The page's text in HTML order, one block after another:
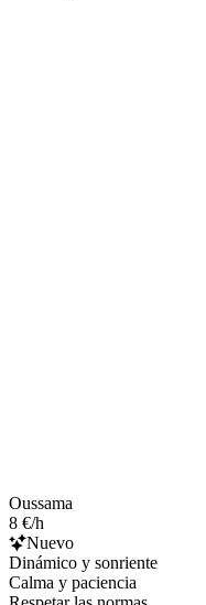
Oussama
8 €/h
Nuevo
Dinámico y sonriente
Calma y paciencia